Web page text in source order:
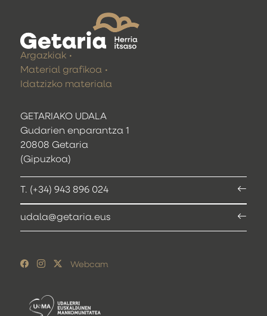
GETARIAKO UDALA
Gudarien enparantza 1
20808 Getaria
(Gipuzkoa)
T. (+34) 943 896 024
udala@getaria.eus
Argazkiak
Material grafikoa
Idatzizko materiala
Webcam